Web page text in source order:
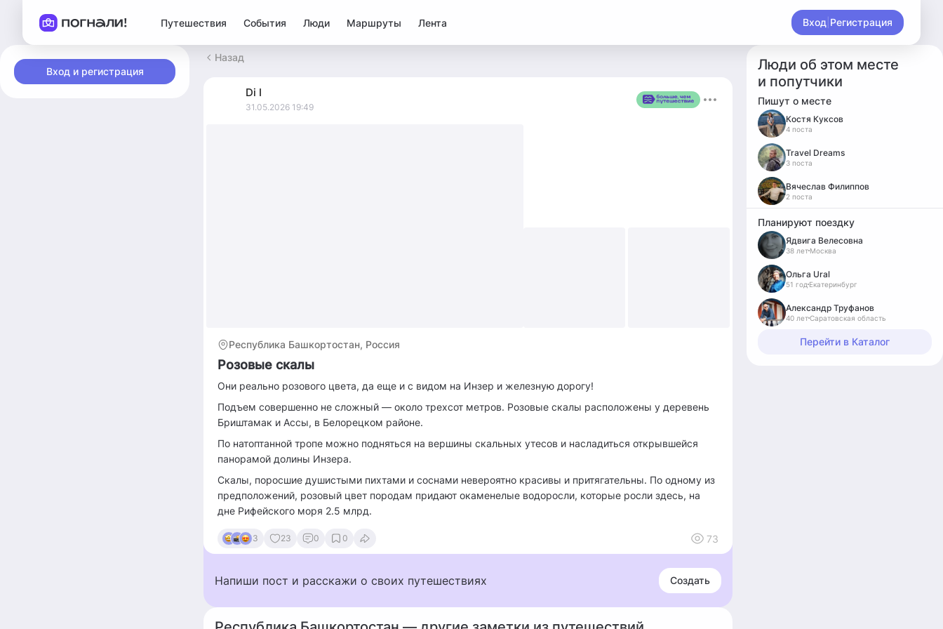
Путешествия События Люди Маршруты Лента Вход Регистрация
Вход и регистрация
Назад
Di I
31.05.2026 19:49
Республика Башкортостан, Россия
Розовые скалы
Они реально розового цвета, да еще и с видом на Инзер и железную дорогу!
Подъем совершенно не сложный — около трехсот метров. Розовые скалы расположены у деревень
Бриштамак и Ассы, в Белорецком районе.
По натоптанной тропе можно подняться на вершины скальных утесов и насладиться открывшейся
панорамой долины Инзера.
Скалы, поросшие душистыми пихтами и соснами невероятно красивы и притягательны. По одному из
предположений, розовый цвет породам придают окаменелые водоросли, которые росли здесь, на
дне Рифейского моря 2.5 млрд.
3 23 0 0 73
Напиши пост и расскажи о своих путешествиях Создать
Люди об этом месте
и попутчики
Пишут о месте
Костя Куксов
4 поста
Travel Dreams
3 поста
Вячеслав Филиппов
2 поста
Планируют поездку
Ядвига Велесовна
38 лет Москва
Ольга Ural
51 год Екатеринбург
Александр Труфанов
40 летСаратовская область
Перейти в Каталог